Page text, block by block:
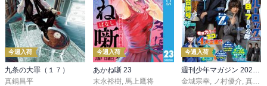
今週入荷
九条の大罪（１７）
真鍋昌平
今週入荷
あかね噺 23
末永裕樹, 馬上鷹将
今週入荷
週刊少年マガジン 2026年36・37号[2026年8月5日発売]
金城宗幸, ノ村優介, 真島ヒロ